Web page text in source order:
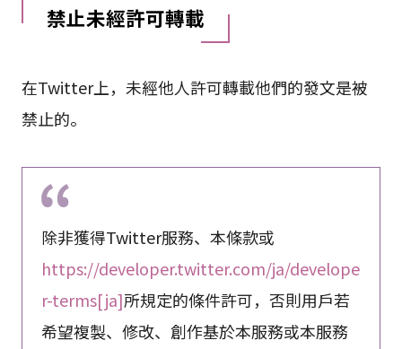
禁止未經許可轉載
在Twitter上，未經他人許可轉載他們的發文是被
禁止的。
除非獲得Twitter服務、本條款或
https://developer.twitter.com/ja/develope
r-terms[ja]所規定的條件許可，否則用戶若
希望複製、修改、創作基於本服務或本服務